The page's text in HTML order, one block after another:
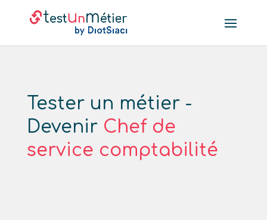
Tester un métier -
Devenir Chef de
service comptabilité